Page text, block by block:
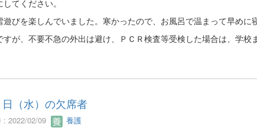
てください。
遊びを楽しんでいました。寒かったので、お風呂で温まって早めに
すが、不要不急の外出は避け、ＰＣＲ検査等受検した場合は、学校
日（水）の欠席者
: 2022/02/09 養護